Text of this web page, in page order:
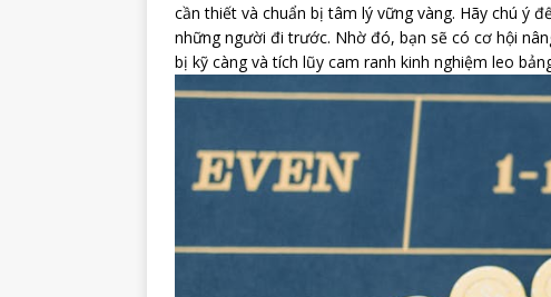
cần thiết và chuẩn bị tâm lý vững vàng. Hãy chú ý
những người đi trước. Nhờ đó, bạn sẽ có cơ hội
bị kỹ càng và tích lũy cam ranh kinh nghiệm leo